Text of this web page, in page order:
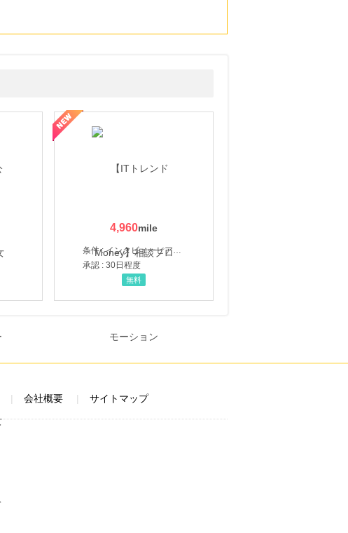
4,960
条件 : インタビューヒアリング完了
承認 : 30日程度
無料
会社概要 サイトマップ